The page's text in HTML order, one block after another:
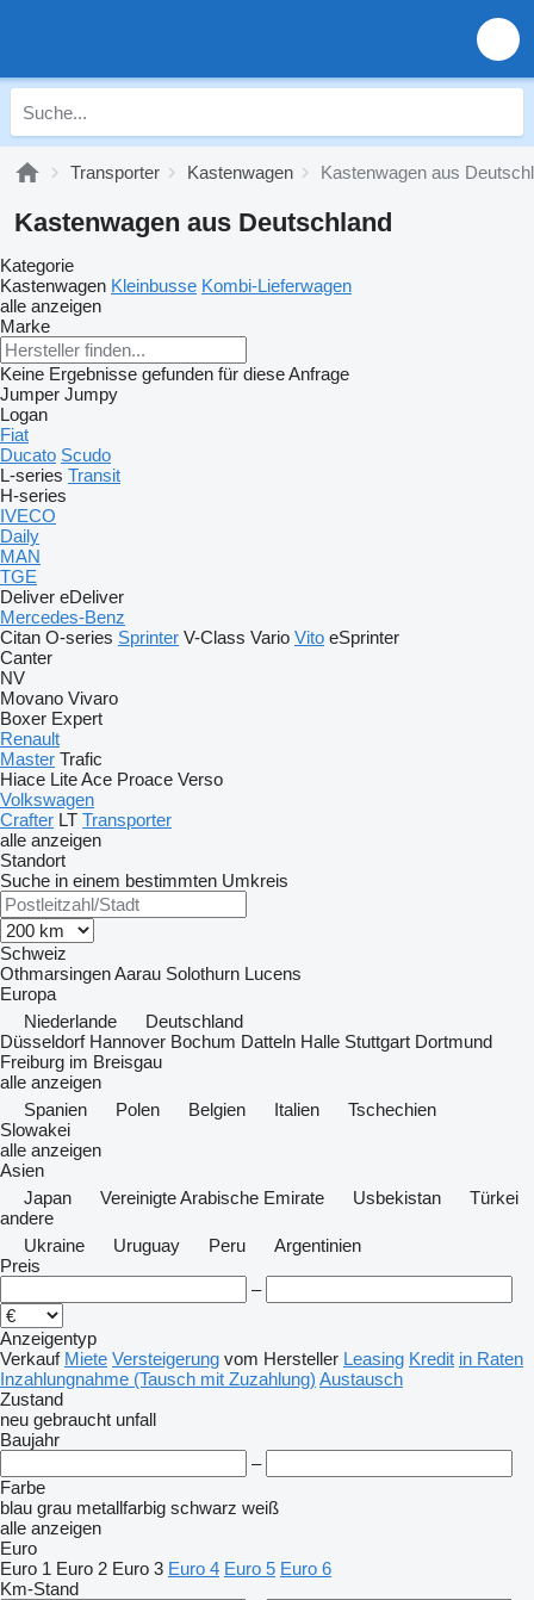
Transporter Kastenwagen Kastenwagen aus
Kastenwagen aus Deutschland
Kategorie
Kastenwagen Kleinbusse Kombi-Lieferwagen
alle anzeigen
Marke
Keine Ergebnisse gefunden für diese Anfrage
Jumper Jumpy
Logan
Fiat
Ducato Scudo
L-series Transit
H-series
IVECO
Daily
MAN
TGE
Deliver eDeliver
Mercedes-Benz
Citan O-series Sprinter V-Class Vario Vito eSprinter
Canter
NV
Movano Vivaro
Boxer Expert
Renault
Master Trafic
Hiace Lite Ace Proace Verso
Volkswagen
Crafter LT Transporter
alle anzeigen
Standort
Suche in einem bestimmten Umkreis
Schweiz
OthmarsingenAarau Solothurn Lucens
Europa
Niederlande
Deutschland
Düsseldorf Hannover Bochum Datteln Halle Stuttgart Dortmund
Freiburg im Breisgau
alle anzeigen
Spanien
Polen Belgien Italien
Tschechien
Slowakei
alle anzeigen
Asien
Japan
Vereinigte Arabische Emirate Usbekistan
Türkei
andere
Ukraine
Uruguay Peru
Argentinien
Preis
–
Anzeigentyp
Verkauf Miete Versteigerung vom Hersteller Leasing Kredit in Raten
Inzahlungnahme (Tausch mit Zuzahlung) Austausch
Zustand
neu gebraucht unfall
Baujahr
–
Farbe
blau grau metallfarbig schwarz weiß
alle anzeigen
Euro
Euro 1 Euro 2 Euro 3 Euro 4 Euro 5 Euro 6
Km-Stand